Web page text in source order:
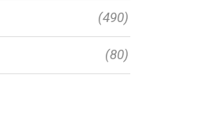
(490)
(80)